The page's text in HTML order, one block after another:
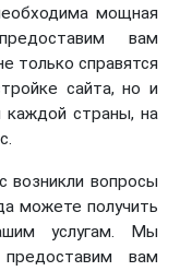
мощная
вам
только справятся
сайта, но и
каждой страны, на
возникли вопросы
можете получить
услугам. Мы
вам